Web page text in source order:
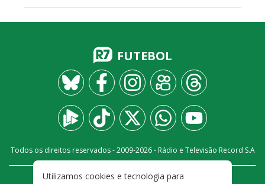
FUTEBOL
Todos os direitos reservados - 2009-2026- Rádio e Televisão Record S.A
Utilizamos cookies e tecnologia para